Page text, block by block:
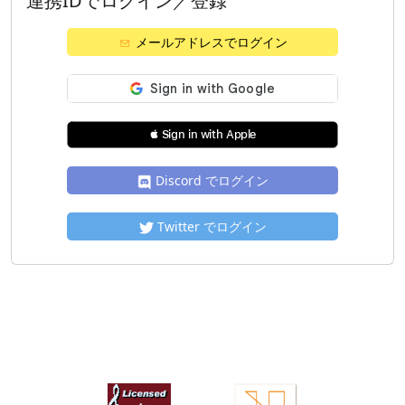
メールアドレスでログイン
 Sign in with Apple
Discord でログイン
Twitter でログイン